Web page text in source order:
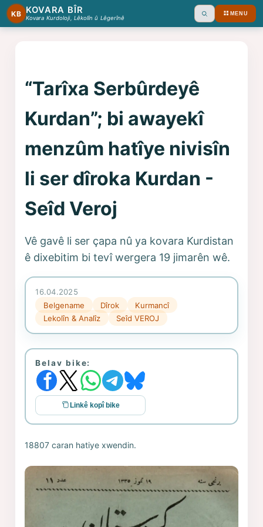
KB KOVARA BÎR
Kovara Kurdoloji, Lêkolîn û Lêgerînê Ara MENU
“Tarîxa Serbûrdeyê
Kurdan”; bi awayekî
menzûm hatîye nivisîn
li ser dîroka Kurdan -
Seîd Veroj
Vê gavê li ser çapa nû ya kovara Kurdistan
ê dixebitim bi tevî wergera 19 jimarên wê.
16.04.2025
Belgename
Dîrok
Kurmancî
Lekolîn & Analîz
Seîd VEROJ
Belav bike:
Linkê kopî bike
18807 caran hatiye xwendin.